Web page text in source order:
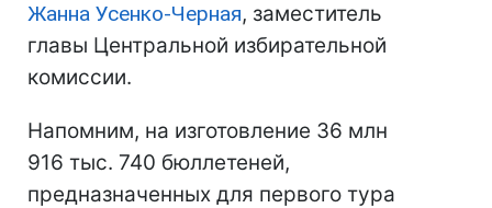
Жанна Усенко-Черная, заместитель
главы Центральной избирательной
комиссии.
Напомним, на изготовление 36 млн
916 тыс. 740 бюллетеней,
предназначенных для первого тура